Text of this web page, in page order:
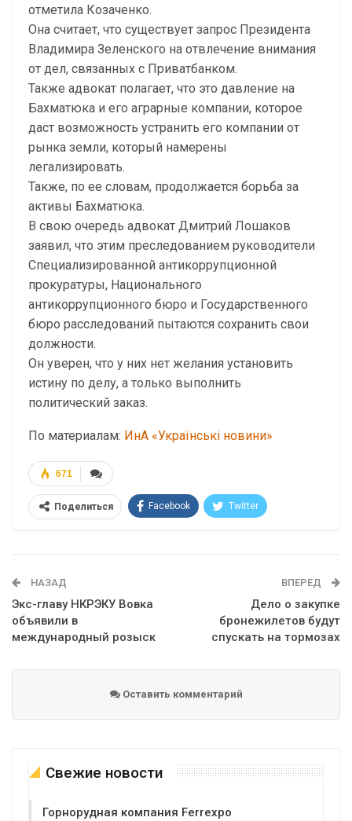
отметила Козаченко.
Она считает, что существует запрос Президента
Владимира Зеленского на отвлечение внимания
от дел, связанных с Приватбанком.
Также адвокат полагает, что это давление на
Бахматюка и его аграрные компании, которое
даст возможность устранить его компании от
рынка земли, который намерены
легализировать.
Также, по ее словам, продолжается борьба за
активы Бахматюка.
В свою очередь адвокат Дмитрий Лошаков
заявил, что этим преследованием руководители
Специализированной антикоррупционной
прокуратуры, Национального
антикоррупционного бюро и Государственного
бюро расследований пытаются сохранить свои
должности.
Он уверен, что у них нет желания установить
истину по делу, а только выполнить
политический заказ.
По материалам: ИнА «Українські новини»
671
Поделиться Facebook Twitter
НАЗАД
Экс-главу НКРЭКУ Вовка
объявили в
международный розыск
ВПЕРЕД
Дело о закупке
бронежилетов будут
спускать на тормозах
Оставить комментарий
Свежие новости
Горнорудная компания Ferrexpo